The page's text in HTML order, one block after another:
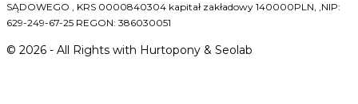
SĄDOWEGO , KRS 0000840304 kapitał zakładowy 140000PLN, ,NIP:
629-249-67-25 REGON: 386030051
© 2026 - All Rights with Hurtopony & Seolab